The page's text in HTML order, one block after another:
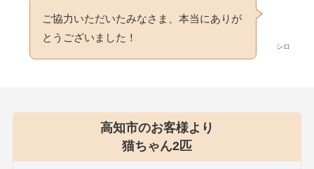
シロ
ご協力いただいたみなさま、本当にありが
とうございました！
高知市のお客様より
猫ちゃん2匹